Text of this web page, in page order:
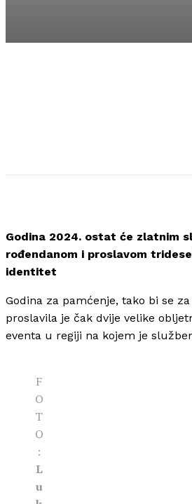
Godina 2024. ostat će zlatnim
rođendanom i proslavom
identitet
Godina za pamćenje, tako bi se za
proslavila je čak dvije velike
eventa u regiji na kojem je
F
O
T
O
:
L
u